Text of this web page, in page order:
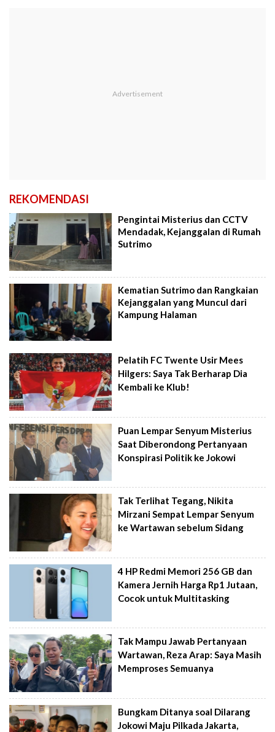
REKOMENDASI
Pengintai Misterius dan CCTV
Mendadak, Kejanggalan di Rumah
Sutrimo
Kematian Sutrimo dan Rangkaian
Kejanggalan yang Muncul dari
Kampung Halaman
Pelatih FC Twente Usir Mees
Hilgers: Saya Tak Berharap Dia
Kembali ke Klub!
Puan Lempar Senyum Misterius
Saat Diberondong Pertanyaan
Konspirasi Politik ke Jokowi
Tak Terlihat Tegang, Nikita
Mirzani Sempat Lempar Senyum
ke Wartawan sebelum Sidang
4 HP Redmi Memori 256 GB dan
Kamera Jernih Harga Rp1 Jutaan,
Cocok untuk Multitasking
Tak Mampu Jawab Pertanyaan
Wartawan, Reza Arap: Saya Masih
Memproses Semuanya
Bungkam Ditanya soal Dilarang
Jokowi Maju Pilkada Jakarta,